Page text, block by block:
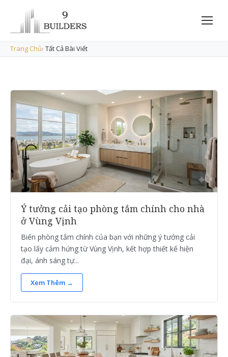
Trang Chủ› Tất Cả Bài Viết
Ý tưởng cải tạo phòng tắm chính cho nhà
ở Vùng Vịnh
Biến phòng tắm chính của bạn với những ý tưởng cải
tạo lấy cảm hứng từ Vùng Vịnh, kết hợp thiết kế hiện
đại, ánh sáng tự...
Xem Thêm →